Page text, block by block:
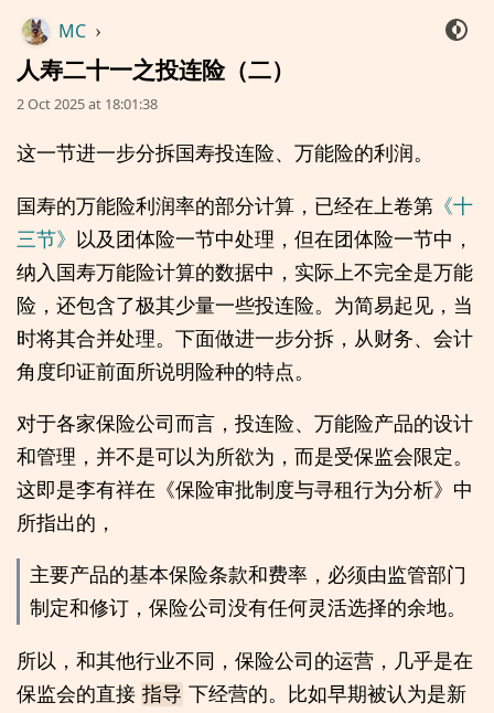
MC ›
人寿二十一之投连险（二）
2 Oct 2025 at 18:01:38
这一节进一步分拆国寿投连险、万能险的利润。
国寿的万能险利润率的部分计算，已经在上卷第 《十
三节》 以及团体险一节中处理，但在团体险一节中，
纳入国寿万能险计算的数据中，实际上不完全是万能
险，还包含了极其少量一些投连险。为简易起见，当
时将其合并处理。下面做进一步分拆，从财务、会计
角度印证前面所说明险种的特点。
对于各家保险公司而言，投连险、万能险产品的设计
和管理，并不是可以为所欲为，而是受保监会限定。
这即是李有祥在《保险审批制度与寻租行为分析》中
所指出的，
主要产品的基本保险条款和费率，必须由监管部门
制定和修订，保险公司没有任何灵活选择的余地。
所以，和其他行业不同，保险公司的运营，几乎是在
保监会的直接 指导 下经营的。比如早期被认为是新